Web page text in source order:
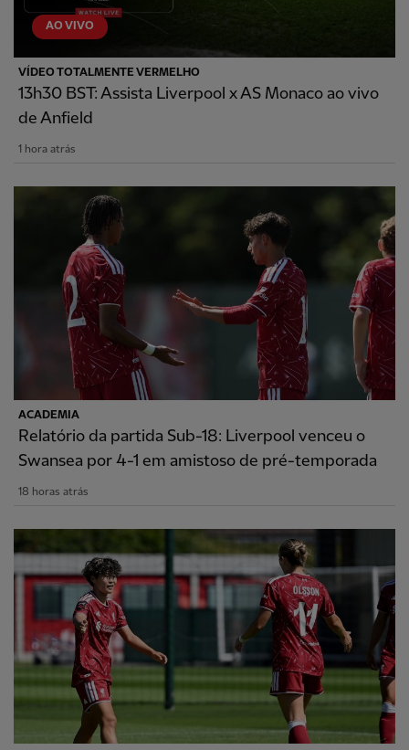
AO VIVO
VÍDEO TOTALMENTE VERMELHO
13h30 BST: Assista Liverpool x AS Monaco ao vivo
de Anfield
1 hora atrás
ACADEMIA
Relatório da partida Sub-18: Liverpool venceu o
Swansea por 4-1 em amistoso de pré-temporada
18 horas atrás